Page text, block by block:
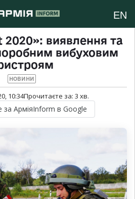
EN
2020»: виявлення та
вибуховим
НОВИНИ
10:34Прочитаєте за: 3 хв.
за АрміяInform в Google